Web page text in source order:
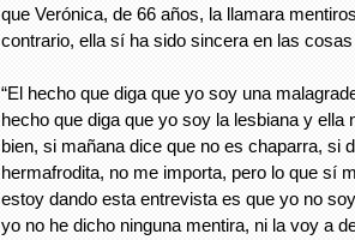
que Verónica, de 66 años, la llamara
contrario, ella sí ha sido sincera en las
“El hecho que diga que yo soy una
hecho que diga que yo soy la lesbiana y ella
bien, si mañana dice que no es chaparra, si
hermafrodita, no me importa, pero lo que sí
estoy dando esta entrevista es que yo no
yo no he dicho ninguna mentira, ni la voy a